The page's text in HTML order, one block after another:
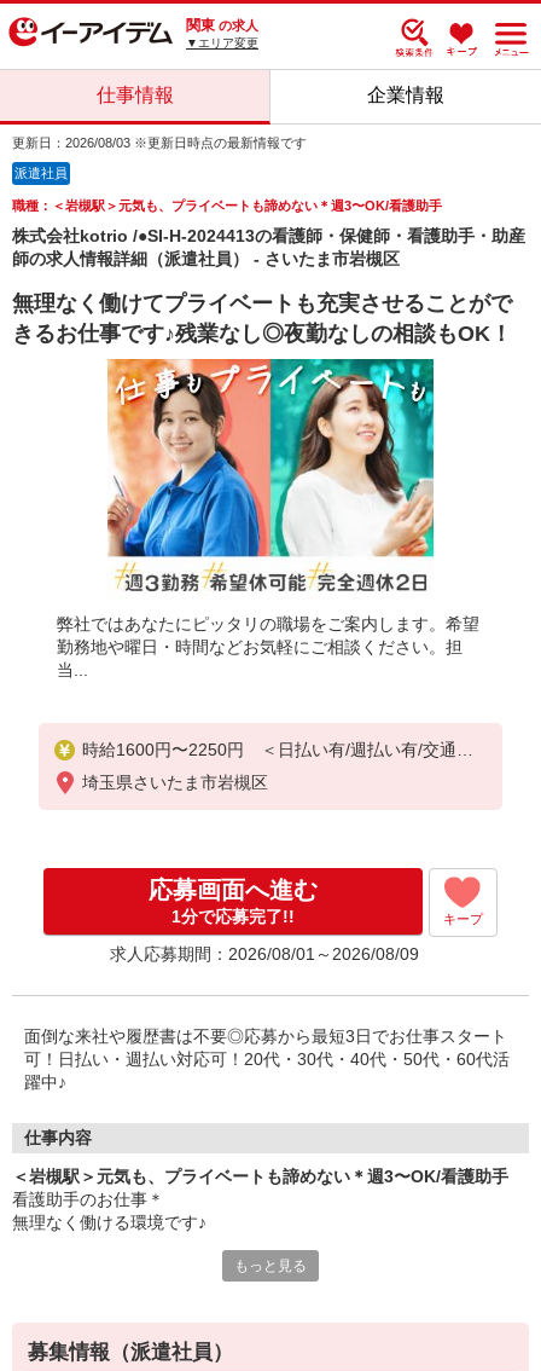
関東 の求人
▼エリア変更
仕事情報 企業情報
更新日：2026/08/03 ※更新日時点の最新情報です
派遣社員
職種：＜岩槻駅＞元気も、プライベートも諦めない＊週3〜OK/看護助手
株式会社kotrio /●SI-H-2024413の看護師・保健師・看護助手・助産
師の求人情報詳細（派遣社員） - さいたま市岩槻区
無理なく働けてプライベートも充実させることがで
きるお仕事です♪残業なし◎夜勤なしの相談もOK！
弊社ではあなたにピッタリの職場をご案内します。希望
勤務地や曜日・時間などお気軽にご相談ください。担
当...
時給1600円〜2250円 ＜日払い有/週払い有/交通費
全支給(ガソリン代含む)＞
埼玉県さいたま市岩槻区
応募画面へ進む
1分で応募完了!! キープ
求人応募期間：2026/08/01～2026/08/09
面倒な来社や履歴書は不要◎応募から最短3日でお仕事スタート
可！日払い・週払い対応可！20代・30代・40代・50代・60代活
躍中♪
仕事内容
＜岩槻駅＞元気も、プライベートも諦めない＊週3〜OK/看護助手
看護助手のお仕事＊
無理なく働ける環境です♪
・病室の清掃
・医療器具の消毒
もっと見る
募集情報（派遣社員）